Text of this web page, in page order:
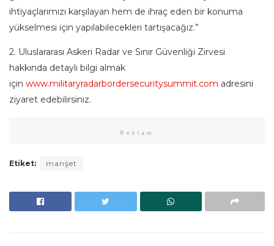
ihtiyaçlarımızı karşılayan hem de ihraç eden bir konuma
yükselmesi için yapılabilecekleri tartışacağız.”
2. Uluslararası Askeri Radar ve Sınır Güvenliği Zirvesi
hakkında detaylı bilgi almak
için www.militaryradarbordersecuritysummit.com adresini
ziyaret edebilirsiniz.
Reklam
Etiket: manşet